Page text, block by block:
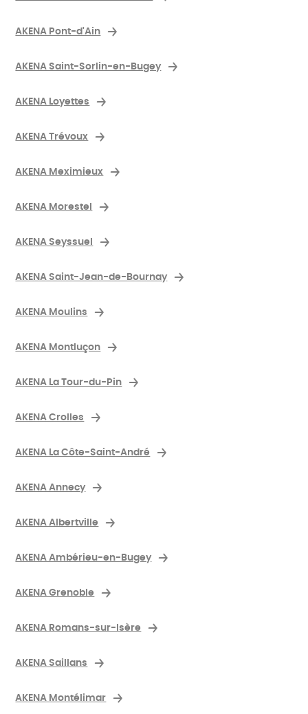
AKENA Pont-d'Ain
AKENA Saint-Sorlin-en-Bugey
AKENA Loyettes
AKENA Trévoux
AKENA Meximieux
AKENA Morestel
AKENA Seyssuel
AKENA Saint-Jean-de-Bournay
AKENA Moulins
AKENA Montluçon
AKENA La Tour-du-Pin
AKENA Crolles
AKENA La Côte-Saint-André
AKENA Annecy
AKENA Albertville
AKENA Ambérieu-en-Bugey
AKENA Grenoble
AKENA Romans-sur-Isère
AKENA Saillans
AKENA Montélimar